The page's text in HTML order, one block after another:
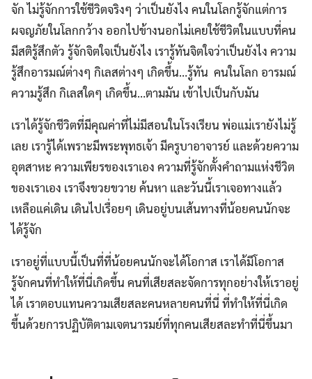
จัก ไม่รู้จักการใช้ชีวิตจริงๆ ว่าเป็นยังไง คนในโลกรู้จักแต่การ
ผจญภัยในโลกกว้าง ออกไปข้างนอกไม่เคยใช้ชีวิตในแบบที่คน
มีสติรู้สึกตัว รู้จักจิตใจเป็นยังไง เรารู้ทันจิตใจว่าเป็นยังไง ความ
รู้สึกอารมณ์ต่างๆ กิเลสต่างๆ เกิดขึ้น…รู้ทัน คนในโลก อารมณ์
ความรู้สึก กิเลสใดๆ เกิดขึ้น…ตามมัน เข้าไปเป็นกับมัน
เราได้รู้จักชีวิตที่มีคุณค่าที่ไม่มีสอนในโรงเรียน พ่อแม่เรายังไม่รู้
เลย เรารู้ได้เพราะมีพระพุทธเจ้า มีครูบาอาจารย์ และด้วยความ
อุตสาหะ ความเพียรของเราเอง ความที่รู้จักตั้งคำถามแห่งชีวิต
ของเราเอง เราจึงขวยขวาย ค้นหา และวันนี้เราเจอทางแล้ว
เหลือแค่เดิน เดินไปเรื่อยๆ เดินอยู่บนเส้นทางที่น้อยคนนักจะ
ได้รู้จัก
เราอยู่ที่แบบนี้เป็นที่ที่น้อยคนนักจะได้โอกาส เราได้มีโอกาส
รู้จักคนที่ทำให้ที่นี่เกิดขึ้น คนที่เสียสละจัดการทุกอย่างให้เราอยู่
ได้ เราตอบแทนความเสียสละคนหลายคนที่นี่ ที่ทำให้ที่นี่เกิด
ขึ้นด้วยการปฏิบัติตามเจตนารมย์ที่ทุกคนเสียสละทำที่นี่ขึ้นมา